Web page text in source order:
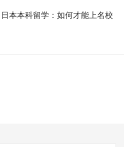
日本本科留学：如何才能上名校